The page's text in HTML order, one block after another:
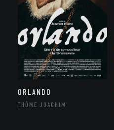
ORLANDO
THÔME JOACHIM